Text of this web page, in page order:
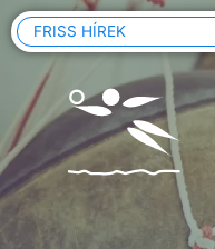
FRISS HÍREK